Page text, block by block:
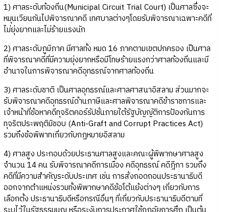
1) ศาลระดับท้องถิ่น(Municipal Circuit Trial Court) เป็นศาลซึ่งจะ
หมุนเวียนกันไปพิจารณาคดี เทศบาลต่างๆโดยรับพิจารณาเฉพาะคดีที่
ไม่ยุ่งยากและไม่ร้ายแรงนัก
2) ศาลระดับภูมิภาค มีศาลทั้ง หมด 16 ภาคตามเขตปกครอง เป็นศาล
ที่พิจารณาคดีที่มีความยุ่งยากหรือมีโทษร้ายแรงกว่าศาลท้องถิ่นและมี
อำนาจในการพิจารณาคดีอุทธรณ์จากศาลท้องถิ่น
3) ศาลระดับชาติ เป็นศาลอุทธรณ์และศาลศาสนาอิสลาม ส่วนมากจะ
รับพิจารณาคดีอุทธรณ์ด้านภาษีและศาลพิจารณาคดีข้าราชการและ
เจ้าหน้าที่ข้อหาคดีทุจริตคอร์รัปชั่นภายใต้รัฐบัญญัติการป้องกันการ
ทุจริตประพฤติมิชอบ (Anti-Graft and Corrupt Practices Act)
รวมถึงข้อพิพาทเกี่ยวกับกฎหมายอิสลาม
4) ศาลสูง ประกอบด้วยประธานศาลสูงและคณะผู้พิพากษาศาลสูง
จำนวน 14 คน รับพิจารณาคดีการเมือง คดีอุทธรณ์ คดีฎีกา รวมถึง
คดีที่มีความสำคัญระดับประเทศ เช่น การสั่งถอดถอนประธานาธิบดี
ออกจากตำแหน่งรวมทั้งพิพากษาคดีข้อโต้แย้งต่างๆ เกี่ยวกับการ
เลือกตั้ง ประธานาธิบดีหรือกรณีอื่นๆ ที่เกี่ยวกับประธานาธิบดีตามที่